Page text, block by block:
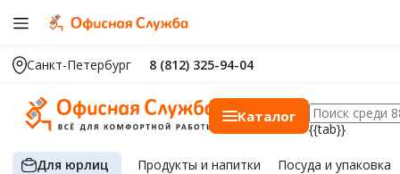
Санкт-Петербург 8 (812) 325-94-04
Каталог
{{tab}}
Для юрлиц Продуктыи напитки Посуда и упаковка